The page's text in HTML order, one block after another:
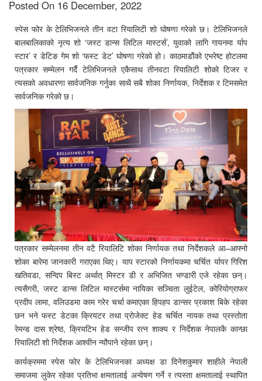
Posted On 16 December, 2022
स्पेस फोर के टेलिभिजनले तीन वटा रियालिटी शो घोषणा गरेको छ। टेलिभिजनले
बालबालिकाको नृत्य शो ‘जस्ट डान्स लिटिल मास्टर्स’, युवाको लागि गायनमा र्याप
स्टार’ र डेटिङ गेम शो ‘फस्ट डेट’ घोषणा गरेको हो। काठमाडौंको एभरेष्ट होटलमा
पत्रकार सम्मेलन गर्दै टेलिभिजनले एकैसाथ तीनवटा रियालिटी शोको टिजर र
त्यसको अवधारणा सार्वजनिक गर्नुका साथै सबै शोका निर्णायक, निर्देशक र टिमसमेत
सार्वजनिक गरेको छ।
पत्रकार सम्मेलनमा तीन वटै रियालिटि शोका निर्णायक तथा निर्देशकले आ–आफ्नो
शोका बारेमा जानकारी गराएका थिए। याप स्टारको निर्णायकमा चर्चित र्यापर गिरिश
खतिवडा, सन्दिप बिस्ट अर्थात् मिस्टर डी र अभिजित भण्डारी एजे रहेका छन्।
त्यसैगरी, जस्ट डान्स लिटिल मास्टर्समा नायिका सञ्चिता लुईटेल, कोरियोग्राफर
प्रदीप लामा, वलिउडमा काम गरेर चर्चा कमाएका हिपहप डान्सर प्रकाश बिके रहेका
छन भने फस्ट डेटका क्रियटर तथा प्रोजेक्ट हेड चर्चित नायक तथा प्रस्तोता
रेमन्ड दास श्रेष्ठ, क्रियटिभ हेड सन्जीप रत्न शाक्य र निर्देशक नेपालकै कान्छा
रियालिटी शो निर्देशक आश्वीन न्यौपाने रहेका छन्।
कार्यक्रममा स्पेस फोर के टेलिभिजनका अध्यक्ष डा दिनेशकुमार शाहीले नेपाली
समाजमा लुकेर रहेका प्रतिभा क्षमतालाई अन्वेषण गर्ने र त्यस्ता क्षमतालाई स्थापित